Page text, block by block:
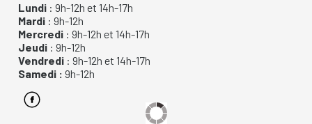
Lundi : 9h-12h et 14h-17h
Mardi : 9h-12h
Mercredi : 9h-12h et 14h-17h
Jeudi : 9h-12h
Vendredi : 9h-12h et 14h-17h
Samedi : 9h-12h